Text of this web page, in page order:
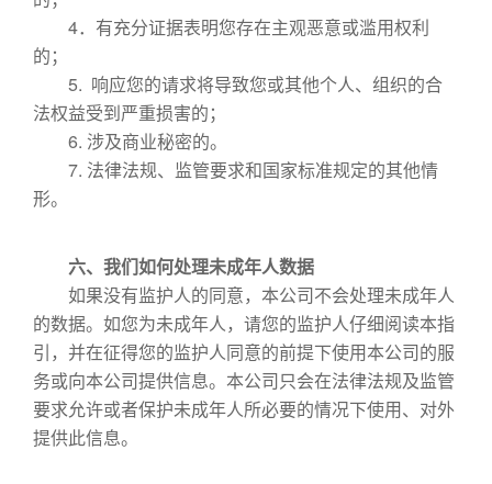
4．有充分证据表明您存在主观恶意或滥用权利
的；
5. 响应您的请求将导致您或其他个人、组织的合
法权益受到严重损害的；
6. 涉及商业秘密的。
7. 法律法规、监管要求和国家标准规定的其他情
形。
六、我们如何处理未成年人数据
如果没有监护人的同意，本公司不会处理未成年人
的数据。如您为未成年人，请您的监护人仔细阅读本指
引，并在征得您的监护人同意的前提下使用本公司的服
务或向本公司提供信息。本公司只会在法律法规及监管
要求允许或者保护未成年人所必要的情况下使用、对外
提供此信息。